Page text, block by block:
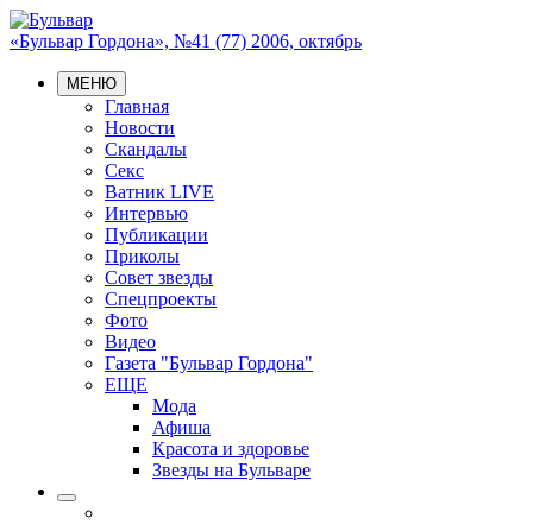
«Бульвар Гордона», №41 (77) 2006, октябрь
МЕНЮ
Главная
Новости
Скандалы
Секс
Ватник LIVE
Интервью
Публикации
Приколы
Совет звезды
Спецпроекты
Фото
Видео
Газета "Бульвар Гордона"
ЕЩЕ
Мода
Афиша
Красота и здоровье
Звезды на Бульваре